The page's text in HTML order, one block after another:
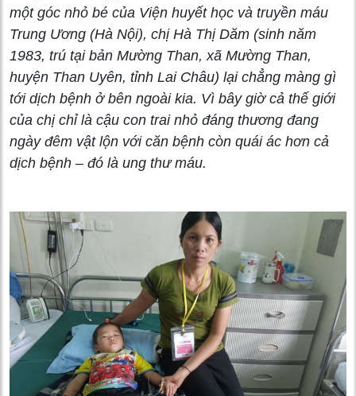
một góc nhỏ bé của Viện huyết học và truyền máu
Trung Ương (Hà Nội), chị Hà Thị Dăm (sinh năm
1983, trú tại bản Mường Than, xã Mường Than,
huyện Than Uyên, tỉnh Lai Châu) lại chẳng màng gì
tới dịch bệnh ở bên ngoài kia. Vì bây giờ cả thế giới
của chị chỉ là cậu con trai nhỏ đáng thương đang
ngày đêm vật lộn với căn bệnh còn quái ác hơn cả
dịch bệnh – đó là ung thư máu.